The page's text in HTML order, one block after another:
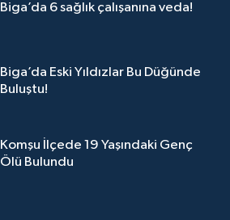
Biga’da 6 sağlık çalışanına veda!
Biga’da Eski Yıldızlar Bu Düğünde
Buluştu!
Komşu İlçede 19 Yaşındaki Genç
Ölü Bulundu